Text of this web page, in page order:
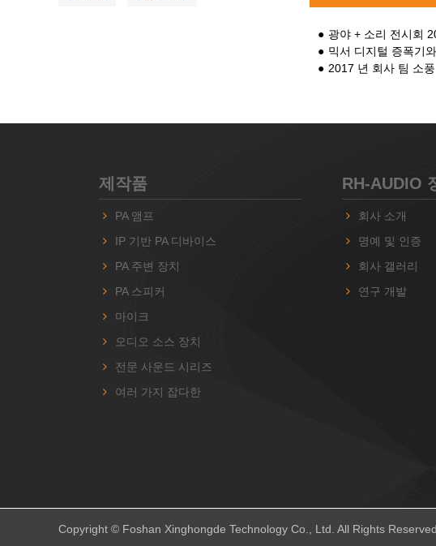
광야 + 소리 전시회
믹서 디지털 증폭기
2017 년 회사 팀 소풍
제작품
PA 앰프
IP 기반 PA 디바이스
PA 주변 장치
PA 스피커
마이크
오디오 소스 장치
전문 사운드 시리즈
여러 가지 잡다한
RH-AUDIO
회사 소개
명예 및 인증
회사 갤러리
연구 개발
Copyright © Foshan Xinghongde Technology Co., Ltd. All Rights Reserved